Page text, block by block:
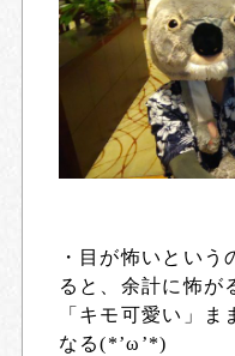
・目が怖いとい
ると、余計に怖が
「キモ可愛い」
なる(*’ω’*)